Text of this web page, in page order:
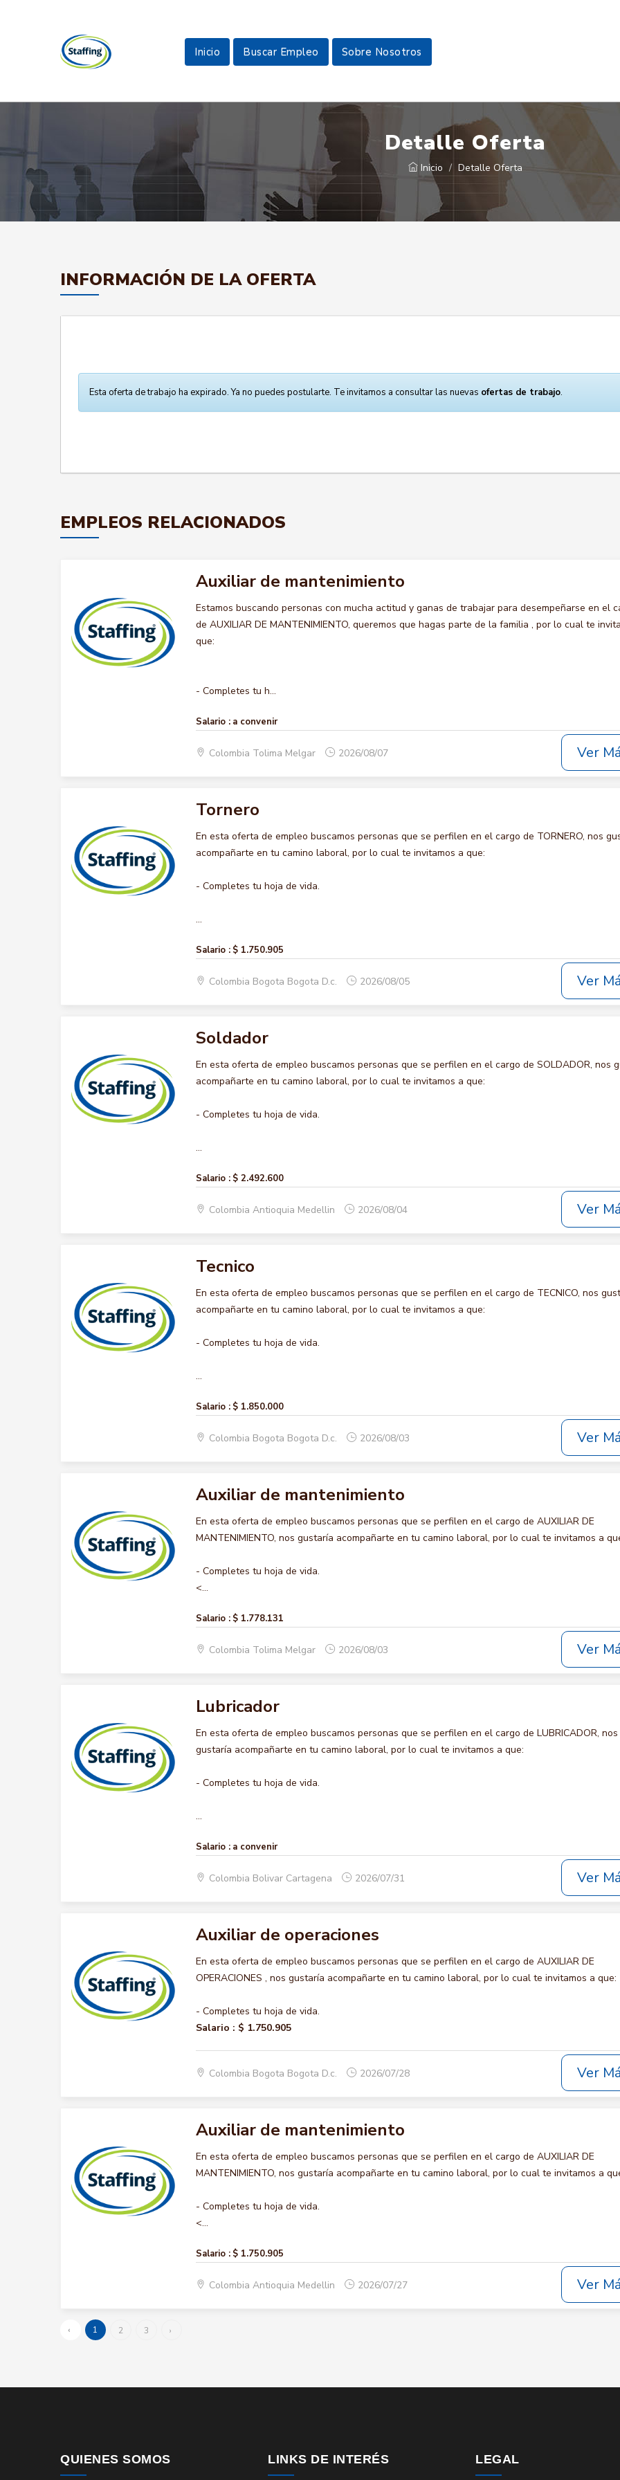
Inicio Buscar Empleo Sobre Nosotros
Detalle Oferta
Inicio Detalle Oferta
INFORMACIÓN DE LA OFERTA
Esta oferta de trabajo ha expirado. Ya no puedes postularte. Te invitamos a consultar las nuevas ofertas de trabajo.
EMPLEOS RELACIONADOS
Auxiliar de mantenimiento
Estamos buscando personas con mucha actitud y ganas de trabajar para desempeñarse en el
de AUXILIAR DE MANTENIMIENTO, queremos que hagas parte de la familia , por lo cual te
que:
- Completes tu h...
Salario : a convenir
Colombia Tolima Melgar 2026/08/07 Ver
Tornero
En esta oferta de empleo buscamos personas que se perfilen en el cargo de TORNERO, nos
acompañarte en tu camino laboral, por lo cual te invitamos a que:
- Completes tu hoja de vida.
...
Salario : $ 1.750.905
Colombia Bogota Bogota D.c. 2026/08/05 Ver
Soldador
En esta oferta de empleo buscamos personas que se perfilen en el cargo de SOLDADOR, nos
acompañarte en tu camino laboral, por lo cual te invitamos a que:
- Completes tu hoja de vida.
...
Salario : $ 2.492.600
Colombia Antioquia Medellin 2026/08/04 Ver
Tecnico
En esta oferta de empleo buscamos personas que se perfilen en el cargo de TECNICO, nos
acompañarte en tu camino laboral, por lo cual te invitamos a que:
- Completes tu hoja de vida.
...
Salario : $ 1.850.000
Colombia Bogota Bogota D.c. 2026/08/03 Ver
Auxiliar de mantenimiento
En esta oferta de empleo buscamos personas que se perfilen en el cargo de AUXILIAR DE
MANTENIMIENTO, nos gustaría acompañarte en tu camino laboral, por lo cual te invitamos a
- Completes tu hoja de vida.
<...
Salario : $ 1.778.131
Colombia Tolima Melgar 2026/08/03 Ver
Lubricador
En esta oferta de empleo buscamos personas que se perfilen en el cargo de LUBRICADOR, nos
gustaría acompañarte en tu camino laboral, por lo cual te invitamos a que:
- Completes tu hoja de vida.
...
Salario : a convenir
Colombia Bolivar Cartagena 2026/07/31 Ver
Auxiliar de operaciones
En esta oferta de empleo buscamos personas que se perfilen en el cargo de AUXILIAR DE
OPERACIONES , nos gustaría acompañarte en tu camino laboral, por lo cual te invitamos a que:
- Completes tu hoja de vida.
Salario : $ 1.750.905
Colombia Bogota Bogota D.c. 2026/07/28 Ver
Auxiliar de mantenimiento
En esta oferta de empleo buscamos personas que se perfilen en el cargo de AUXILIAR DE
MANTENIMIENTO, nos gustaría acompañarte en tu camino laboral, por lo cual te invitamos a
- Completes tu hoja de vida.
<...
Salario : $ 1.750.905
Colombia Antioquia Medellin 2026/07/27 Ver
‹ 1 2 3 ›
QUIENES SOMOS LINKS DE INTERÉS LEGAL